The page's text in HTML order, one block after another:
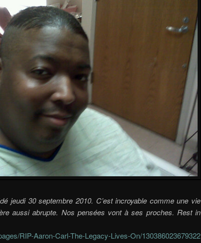
jeudi 30 septembre 2010. C’est incroyable comme une vie
aussi abrupte. Nos pensées vont à ses proches. Rest in
RIP-Aaron-Carl-The-Legacy-Lives-On/130386023679322